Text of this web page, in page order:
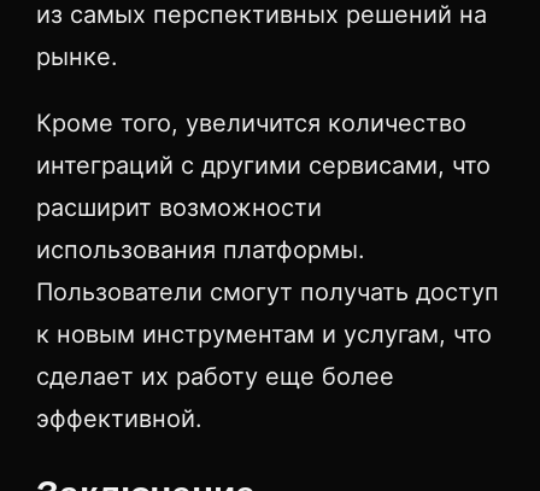
из самых перспективных решений на
рынке.
Кроме того, увеличится количество
интеграций с другими сервисами, что
расширит возможности
использования платформы.
Пользователи смогут получать доступ
к новым инструментам и услугам, что
сделает их работу еще более
эффективной.